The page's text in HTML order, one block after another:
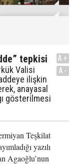
tepkisi
Valisi
ilişkin
anayasal
gösterilmesi
A+
A-
Teşkilat
yazılı
Agaoğlu’nun